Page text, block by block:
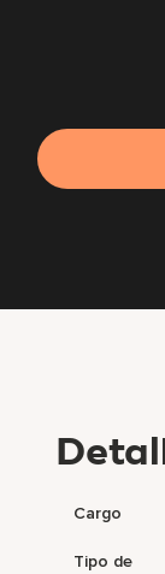
Cargo
Tipo de